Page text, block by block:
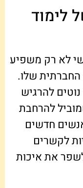
לימוד
לא רק משפיע
שלו.
להרגיש
להרחבת
חדשים
לקשרים
את איכות